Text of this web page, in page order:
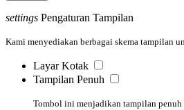
settings Pengaturan Tampilan
Kami menyediakan berbagai skema tampilan
Layar Kotak
Tampilan Penuh
Tombol ini menjadikan tampilan